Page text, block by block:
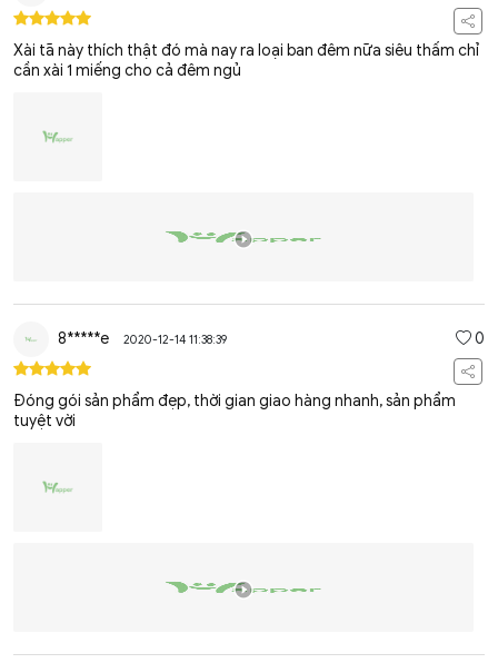
Xài tã này thích thật đó mà nay ra loại ban đêm nữa siêu thấm chỉ
cần xài 1 miếng cho cả đêm ngủ
8*****e 2020-12-14 11:38:39 0
Đóng gói sản phẩm đẹp, thời gian giao hàng nhanh, sản phẩm
tuyệt vời